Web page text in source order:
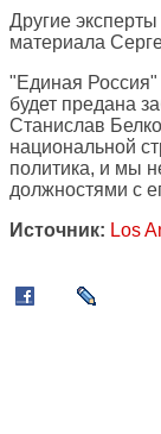
Другие
материала
"Единая Россия"
будет предана
Станислав
национальной
политика, и мы
должностями с
Источник: Los